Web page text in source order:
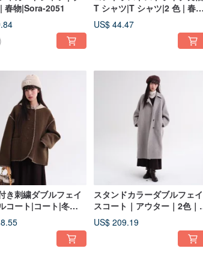
春物|Sora-2051
T シャツ|T シャツ|2 色 | 春
物|Sora-2049
US$ 44.47
き刺繍ダブルフェイ
コート|コート|冬
スタンドカラーダブルフェイ
スコート｜アウター｜2色｜
物｜Sora-2039
US$ 209.19